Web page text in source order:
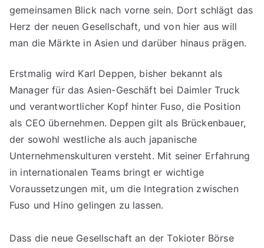
gemeinsamen Blick nach vorne sein. Dort schlägt das
Herz der neuen Gesellschaft, und von hier aus will
man die Märkte in Asien und darüber hinaus prägen.
Erstmalig wird Karl Deppen, bisher bekannt als
Manager für das Asien-Geschäft bei Daimler Truck
und verantwortlicher Kopf hinter Fuso, die Position
als CEO übernehmen. Deppen gilt als Brückenbauer,
der sowohl westliche als auch japanische
Unternehmenskulturen versteht. Mit seiner Erfahrung
in internationalen Teams bringt er wichtige
Voraussetzungen mit, um die Integration zwischen
Fuso und Hino gelingen zu lassen.
Dass die neue Gesellschaft an der Tokioter Börse